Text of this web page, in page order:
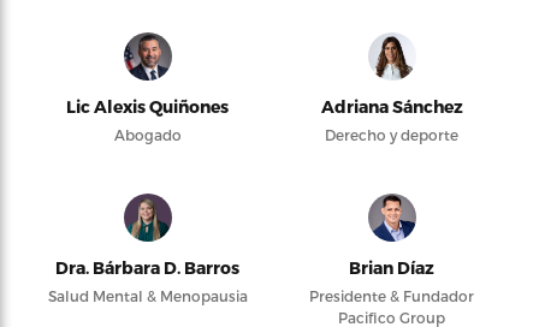
Lic Alexis Quiñones
Abogado
Adriana Sánchez
Derecho y deporte
Dra. Bárbara D. Barros
Salud Mental & Menopausia
Brian Díaz
Presidente & Fundador
Pacifico Group